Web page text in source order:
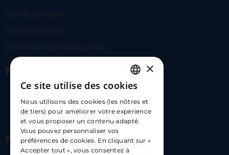
Lien de paiement
Checkout en ligne
Solutions en marque blanche
Nous contacter
hello@carloapp.com
Nous suivre
FRENCH
ENGLISH
SPANISH
×
Ce site utilise des cookies
Nous utilisons des cookies (les nôtres et
de tiers) pour améliorer votre expérience
et vous proposer un contenu adapté.
Vous pouvez personnaliser vos
préférences de cookies. En cliquant sur «
Accepter tout », vous consentez à